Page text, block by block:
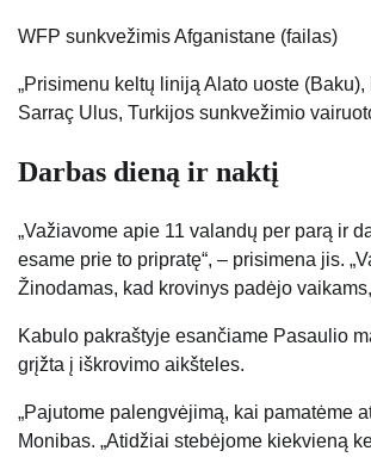
WFP sunkvežimis Afganistane (failas)
„Prisimenu keltų liniją Alato uoste
Sarraç Ulus, Turkijos sunkvežimio
Darbas dieną ir naktį
„Važiavome apie 11 valandų per parą ir
esame prie to pripratę“, – prisimena jis.
Žinodamas, kad krovinys padėjo
Kabulo pakraštyje esančiame Pasaulio
grįžta į iškrovimo aikšteles.
„Pajutome palengvėjimą, kai pamatėme
Monibas. „Atidžiai stebėjome kiekvieną